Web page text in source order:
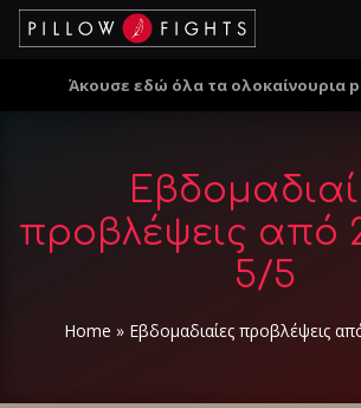
Άκουσε εδώ όλα τα ολοκαίνουρια
προβλέψεις από
5/5
Home » Εβδομαδιαίες προβλέψεις